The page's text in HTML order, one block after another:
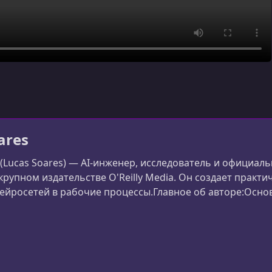
Soares) — AI-инженер, исследователь и
издательстве O'Reilly Media. Он создает
в рабочие процессы.Главное об
AI-курсов.Инструктор O'Reilly Media — ведет
по AI-агентам — эксперт в LLM, LangChain и